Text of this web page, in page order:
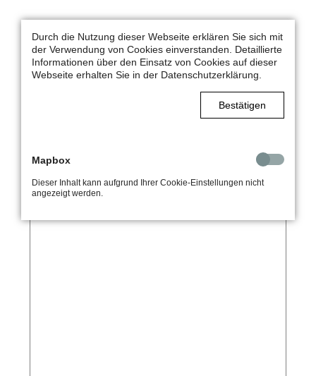
IHRE NACHRICHT
Name*
Durch die Nutzung dieser Webseite erklären Sie sich mit
der Verwendung von Cookies einverstanden. Detaillierte
Informationen über den Einsatz von Cookies auf dieser
Webseite erhalten Sie in der Datenschutzerklärung.
Bestätigen
Mapbox
Dieser Inhalt kann aufgrund Ihrer Cookie-Einstellungen nicht
angezeigt werden.